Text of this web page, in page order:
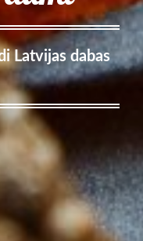
Latvijas dabas